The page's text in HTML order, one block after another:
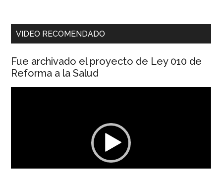
VIDEO RECOMENDADO
Fue archivado el proyecto de Ley 010 de
Reforma a la Salud